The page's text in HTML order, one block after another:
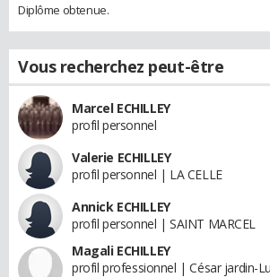
Diplôme obtenue.
Vous recherchez peut-être
Marcel ECHILLEY
profil personnel
Valerie ECHILLEY
profil personnel | LA CELLE
Annick ECHILLEY
profil personnel | SAINT MARCEL
Magali ECHILLEY
profil professionnel | César jardin-